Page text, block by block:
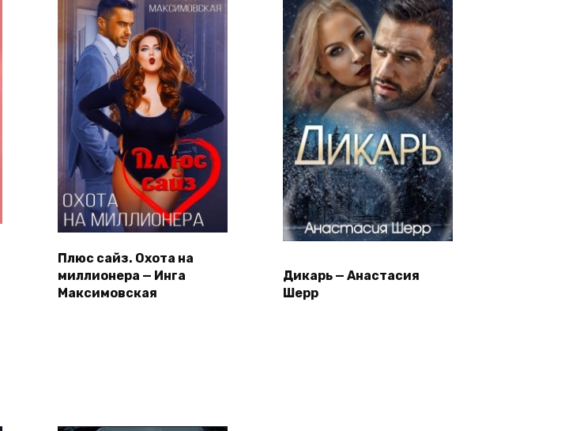
Плюс сайз. Охота на
миллионера — Инга
Максимовская
Дикарь — Анастасия
Шерр